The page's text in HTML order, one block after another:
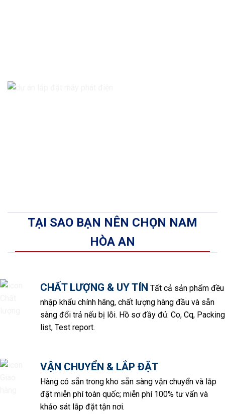
TẠI SAO BẠN NÊN CHỌN NAM
HÒA AN
CHẤT LƯỢNG & UY TÍN Tất cả sản phẩm đều
nhập khẩu chính hãng, chất lượng hàng đầu và sẵn
sàng đổi trả nếu bị lỗi. Hồ sơ đầy đủ: Co, Cq, Packing
list, Test report.
VẬN CHUYỂN & LẮP ĐẶT
Hàng có sẵn trong kho sẵn sàng vận chuyển và lắp
đặt miễn phí toàn quốc; miễn phí 100% tư vấn và
khảo sát lắp đặt tận nơi.